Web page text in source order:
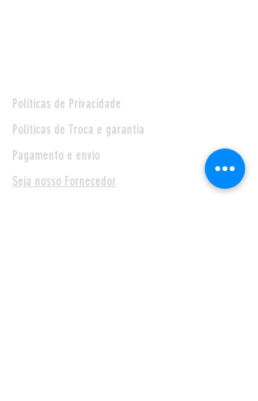
Políticas de Privacidade
Políticas de Troca e garantia
Pagamento e envio
Seja nosso Fornecedor